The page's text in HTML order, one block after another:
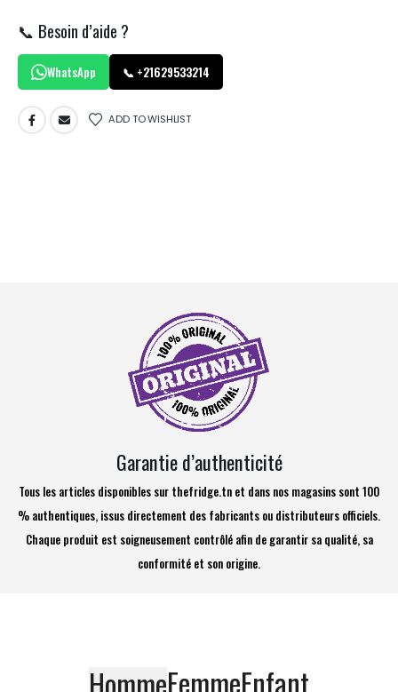
📞 Besoin d’aide ?
WhatsApp 📞 +21629533214
ADD TO WISHLIST
Garantie d’authenticité
Tous les articles disponibles sur thefridge.tn et dans nos magasins sont 100
% authentiques, issus directement des fabricants ou distributeurs officiels.
Chaque produit est soigneusement contrôlé afin de garantir sa qualité, sa
conformité et son origine.
FemmeEnfant